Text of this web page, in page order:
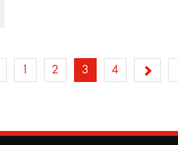
Page
1 Page
2
Page
actuelle
3 Page
4